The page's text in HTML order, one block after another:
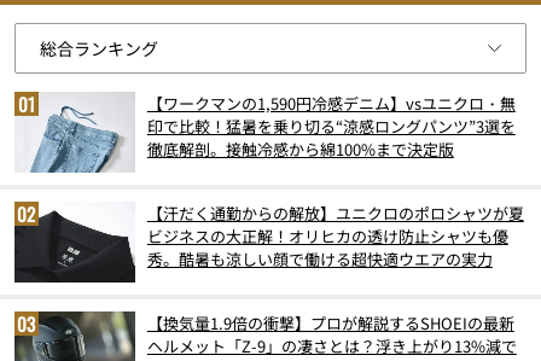
【ワークマンの1,590円冷感デニム】vsユニクロ・無
印で比較！猛暑を乗り切る“涼感ロングパンツ”3選を
徹底解剖。接触冷感から綿100%まで決定版
【汗だく通勤からの解放】ユニクロのポロシャツが夏
ビジネスの大正解！オリヒカの透け防止シャツも優
秀。酷暑も涼しい顔で働ける超快適ウエアの実力
【換気量1.9倍の衝撃】プロが解説するSHOEIの最新
ヘルメット「Z-9」の凄さとは？浮き上がり13%減で